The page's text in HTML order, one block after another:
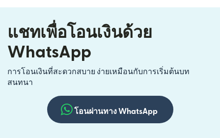
แชทเพื่อโอนเงินด้วย
WhatsApp
การโอนเงินที่สะดวกสบาย ง่ายเหมือนกับการเริ่มต้นบท
สนทนา
โอนผ่านทาง WhatsApp